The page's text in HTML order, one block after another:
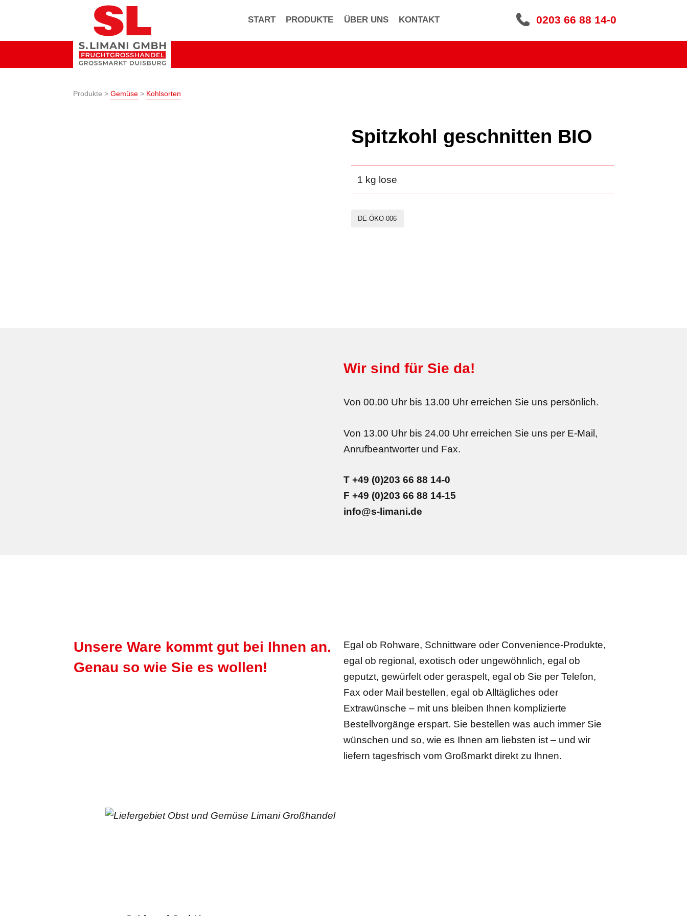
START PRODUKTE ÜBER UNS KONTAKT 0203 66 88 14-0
Produkte > Gemüse> Kohlsorten
Spitzkohl geschnitten BIO
1 kg lose
DE-ÖKO-006
Wir sind für Sie da!
Von 00.00 Uhr bis 13.00 Uhr erreichen Sie uns persönlich.
Von 13.00 Uhr bis 24.00 Uhr erreichen Sie uns per E-Mail,
Anrufbeantworter und Fax.
T +49 (0)203 66 88 14-0
F +49 (0)203 66 88 14-15
info@s-limani.de
Unsere Ware kommt gut bei Ihnen an.
Genau so wie Sie es wollen!
Egal ob Rohware, Schnittware oder Convenience-Produkte,
egal ob regional, exotisch oder ungewöhnlich, egal ob
geputzt, gewürfelt oder geraspelt, egal ob Sie per Telefon,
Fax oder Mail bestellen, egal ob Alltägliches oder
Extrawünsche – mit uns bleiben Ihnen komplizierte
Bestellvorgänge erspart. Sie bestellen was auch immer Sie
wünschen und so, wie es Ihnen am liebsten ist – und wir
liefern tagesfrisch vom Großmarkt direkt zu Ihnen.